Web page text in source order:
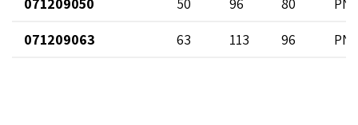
071209063
63 113 96 PN